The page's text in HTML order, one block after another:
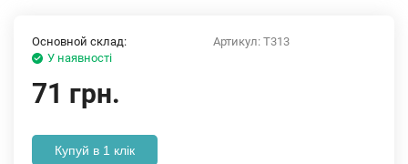
Артикул: T313
Основной склад:
У наявності
71 грн.
Купуй в 1 клік